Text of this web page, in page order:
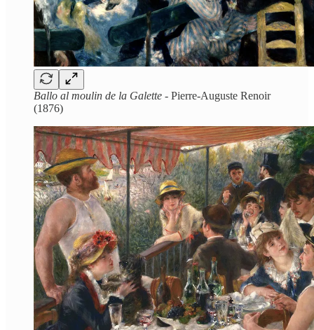
Ballo al moulin de la Galette - Pierre-Auguste Renoir
(1876)